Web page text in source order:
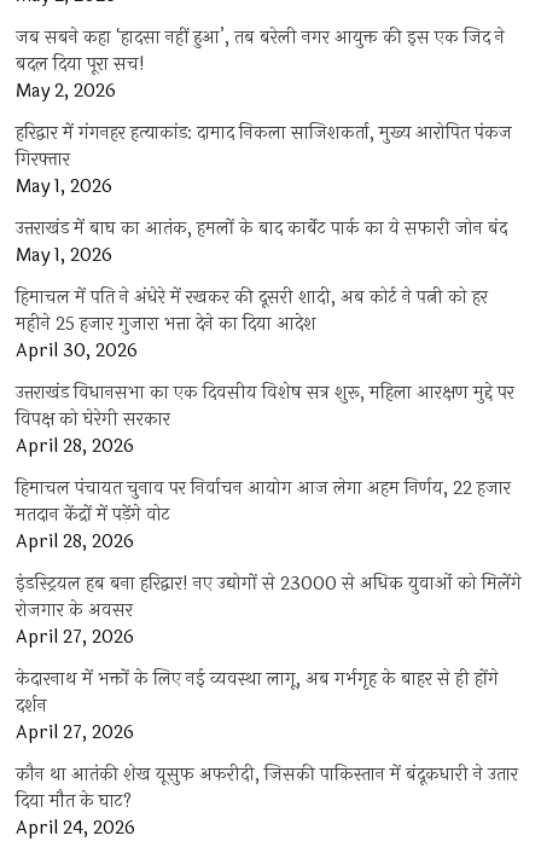
जब सबने कहा ‘हादसा नहीं हुआ’, तब बरेली नगर आयुक्त की इस एक जिद ने
बदल दिया पूरा सच!
May 2, 2026
हरिद्वार में गंगनहर हत्याकांड: दामाद निकला साजिशकर्ता, मुख्य आरोपित पंकज
गिरफ्तार
May 1, 2026
उत्तराखंड में बाघ का आतंक, हमलों के बाद कार्बेट पार्क का ये सफारी जोन बंद
May 1, 2026
हिमाचल में पति ने अंधेरे में रखकर की दूसरी शादी, अब कोर्ट ने पत्नी को हर
महीने 25 हजार गुजारा भत्ता देने का दिया आदेश
April 30, 2026
उत्तराखंड विधानसभा का एक दिवसीय विशेष सत्र शुरू, महिला आरक्षण मुद्दे पर
विपक्ष को घेरेगी सरकार
April 28, 2026
हिमाचल पंचायत चुनाव पर निर्वाचन आयोग आज लेगा अहम निर्णय, 22 हजार
मतदान केंद्रों में पड़ेंगे वोट
April 28, 2026
इंडस्ट्रियल हब बना हरिद्वार! नए उद्योगों से 23000 से अधिक युवाओं को मिलेंगे
रोजगार के अवसर
April 27, 2026
केदारनाथ में भक्तों के लिए नई व्यवस्था लागू, अब गर्भगृह के बाहर से ही होंगे
दर्शन
April 27, 2026
कौन था आतंकी शेख यूसुफ अफरीदी, जिसकी पाकिस्तान में बंदूकधारी ने उतार
दिया मौत के घाट?
April 24, 2026